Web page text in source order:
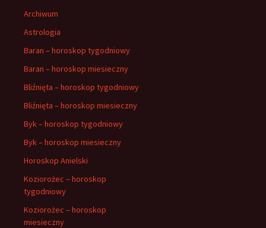
Archiwum
Astrologia
Baran – horoskop tygodniowy
Baran – horoskop miesieczny
Bliźnięta – horoskop tygodniowy
Bliźnięta – horoskop miesieczny
Byk – horoskop tygodniowy
Byk – horoskop miesieczny
Horoskop Anielski
Koziorożec – horoskop
tygodniowy
Koziorożec – horoskop
miesieczny